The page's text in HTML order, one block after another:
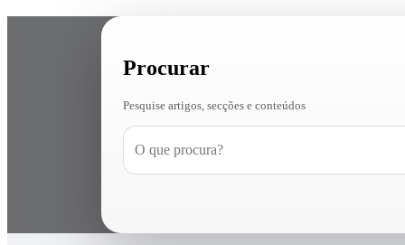
Procurar
Pesquise artigos, secções e conteúdos